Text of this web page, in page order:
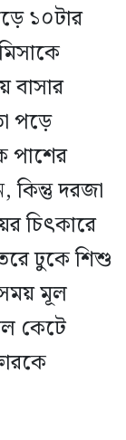
১০টার
বাসার
পড়ে
পাশের
কিন্তু দরজা
চিৎকারে
ঢুকে শিশু
মূল
কেটে